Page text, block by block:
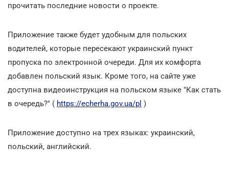
прочитать последние новости о проекте.
Приложение также будет удобным для польских
водителей, которые пересекают украинский пункт
пропуска по электронной очереди. Для их комфорта
добавлен польский язык. Кроме того, на сайте уже
доступна видеоинструкция на польском языке "Как стать
в очередь?" ( https://echerha.gov.ua/pl )
Приложение доступно на трех языках: украинский,
польский, английский.